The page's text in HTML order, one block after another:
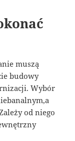
muszą
budowy
Wybór
od niego